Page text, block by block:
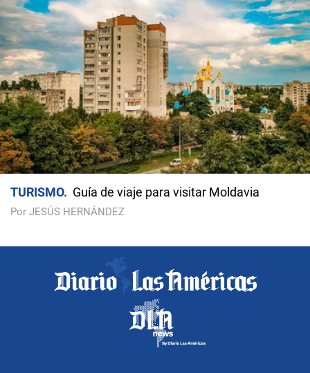
TURISMO Guía de viaje para visitar Moldavia
Por JESÚS HERNÁNDEZ